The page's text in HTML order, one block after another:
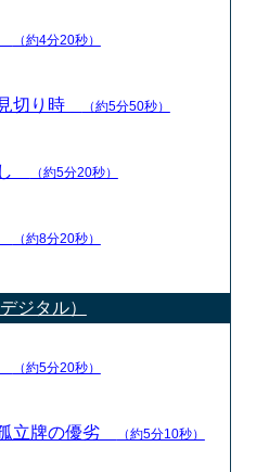
（約4分20秒）
切り時 （約5分50秒）
し （約5分20秒）
（約8分20秒）
ジタル）
（約5分20秒）
立牌の優劣 （約5分10秒）